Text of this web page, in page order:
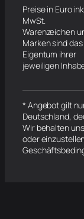
Preise in Euro
MwSt.
Warenzeichen
Marken sind das
Eigentum ihrer
jeweiligen
* Angebot gilt
Deutschland,
Wir behalten
oder